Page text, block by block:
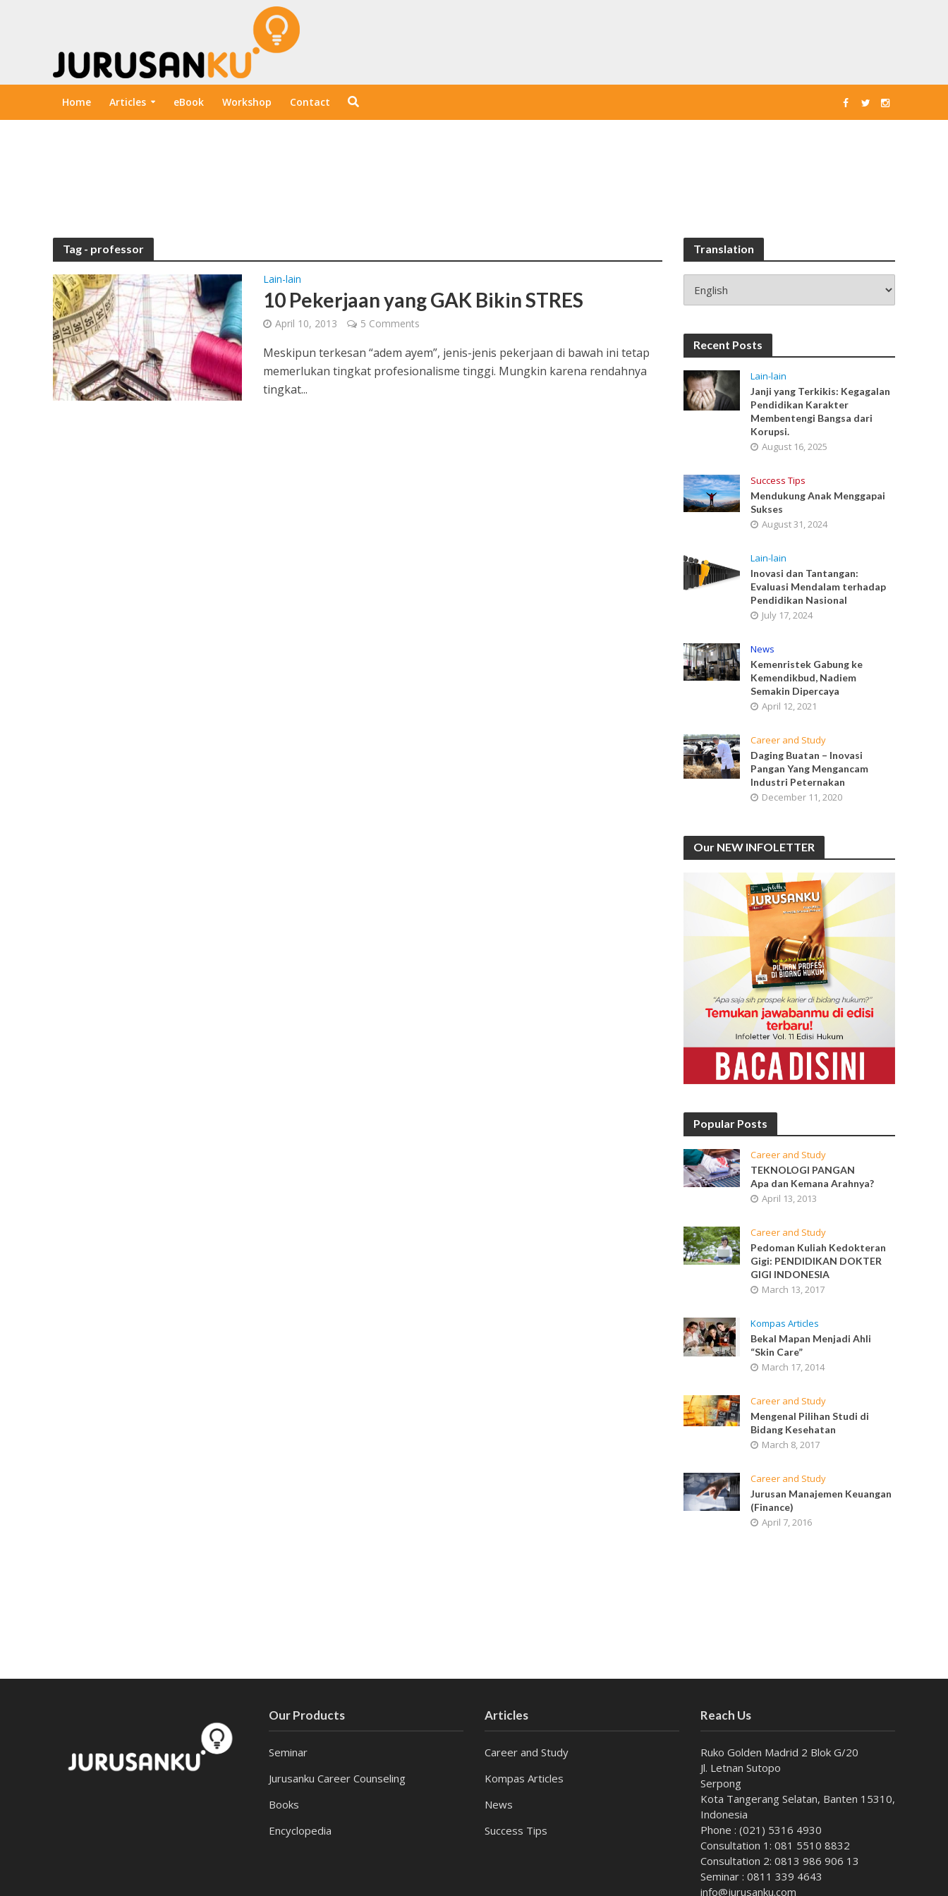
Home Articles eBook Workshop Contact
Tag - professor
Lain-lain
10 Pekerjaan yang GAK Bikin STRES
April 10, 2013 5 Comments
Meskipun terkesan “adem ayem”, jenis-jenis pekerjaan di bawah ini tetap
memerlukan tingkat profesionalisme tinggi. Mungkin karena rendahnya
tingkat...
Translation
Recent Posts
Lain-lain
Janji yang Terkikis: Kegagalan
Pendidikan Karakter
Membentengi Bangsa dari
Korupsi.
August 16, 2025
Success Tips
Mendukung Anak Menggapai
Sukses
August 31, 2024
Lain-lain
Inovasi dan Tantangan:
Evaluasi Mendalam terhadap
Pendidikan Nasional
July 17, 2024
News
Kemenristek Gabung ke
Kemendikbud, Nadiem
Semakin Dipercaya
April 12, 2021
Career and Study
Daging Buatan – Inovasi
Pangan Yang Mengancam
Industri Peternakan
December 11, 2020
Our NEW INFOLETTER
Popular Posts
Career and Study
TEKNOLOGI PANGAN
Apa dan Kemana Arahnya?
April 13, 2013
Career and Study
Pedoman Kuliah Kedokteran
Gigi: PENDIDIKAN DOKTER
GIGI INDONESIA
March 13, 2017
Kompas Articles
Bekal Mapan Menjadi Ahli
“Skin Care”
March 17, 2014
Career and Study
Mengenal Pilihan Studi di
Bidang Kesehatan
March 8, 2017
Career and Study
Jurusan Manajemen Keuangan
(Finance)
April 7, 2016
Our Products
Seminar
Jurusanku Career Counseling
Books
Encyclopedia
Articles
Career and Study
Kompas Articles
News
Success Tips
Reach Us
Ruko Golden Madrid 2 Blok G/20
Jl. Letnan Sutopo
Serpong
Kota Tangerang Selatan, Banten 15310,
Indonesia
Phone : (021) 5316 4930
Consultation 1: 081 5510 8832
Consultation 2: 0813 986 906 13
Seminar : 0811 339 4643
info@jurusanku.com